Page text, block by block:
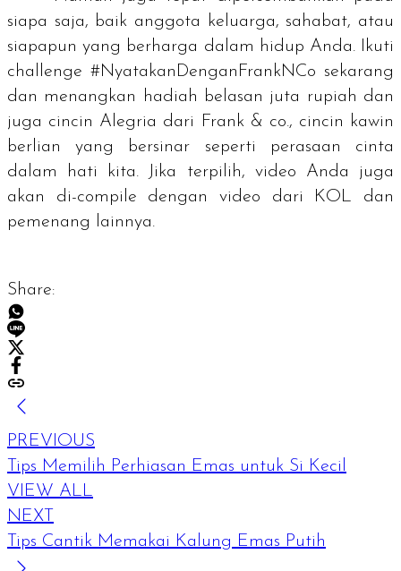
siapa saja, baik anggota keluarga, sahabat, atau
siapapun yang berharga dalam hidup Anda. Ikuti
challenge #NyatakanDenganFrankNCo sekarang
dan menangkan hadiah belasan juta rupiah dan
juga cincin Alegria dari Frank & co., cincin kawin
berlian yang bersinar seperti perasaan cinta
dalam hati kita. Jika terpilih, video Anda juga
akan di-compile dengan video dari KOL dan
pemenang lainnya.
Share:
PREVIOUS
Tips Memilih Perhiasan Emas untuk Si Kecil
VIEW ALL
NEXT
Tips Cantik Memakai Kalung Emas Putih